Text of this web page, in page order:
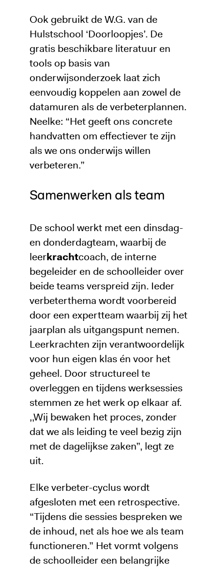
Ook gebruikt de W.G. van de
Hulstschool ‘Doorloopjes’. De
gratis beschikbare literatuur en
tools op basis van
onderwijsonderzoek laat zich
eenvoudig koppelen aan zowel de
datamuren als de verbeterplannen.
Neelke: “Het geeft ons concrete
handvatten om effectiever te zijn
als we ons onderwijs willen
verbeteren.”
Samenwerken als team
De school werkt met een dinsdag-
en donderdagteam, waarbij de
leerkrachtcoach, de interne
begeleider en de schoolleider over
beide teams verspreid zijn. Ieder
verbeterthema wordt voorbereid
door een expertteam waarbij zij het
jaarplan als uitgangspunt nemen.
Leerkrachten zijn verantwoordelijk
voor hun eigen klas én voor het
geheel. Door structureel te
overleggen en tijdens werksessies
stemmen ze het werk op elkaar af.
,,Wij bewaken het proces, zonder
dat we als leiding te veel bezig zijn
met de dagelijkse zaken”, legt ze
uit.
Elke verbeter-cyclus wordt
afgesloten met een retrospective.
“Tijdens die sessies bespreken we
de inhoud, net als hoe we als team
functioneren.” Het vormt volgens
de schoolleider een belangrijke